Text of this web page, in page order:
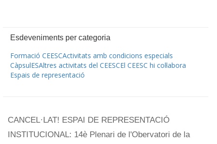
Esdeveniments per categoria
Formació CEESCActivitats amb condicions especials
CàpsulESAltres activitats del CEESCEl CEESC hi col·labora
Espais de representació
CANCEL·LAT! ESPAI DE REPRESENTACIÓ
INSTITUCIONAL: 14è Plenari de l'Obervatori de la